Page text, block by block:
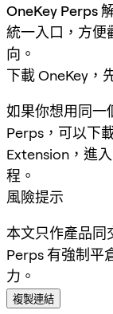
OneKey Perps
統一入口，方便
向。
下載 OneKey，
如果你想用同一
Perps，可以下
Extension，進
程。
風險提示
本文只作產品同
Perps 有強制平
力。
複製連結